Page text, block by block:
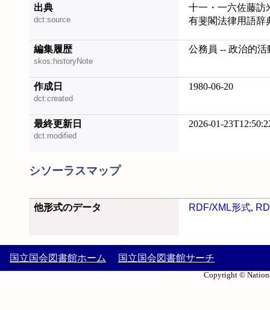
出典
dct:source
十一・一六佐藤訪
有斐閣法律用語辞
編集履歴
skos:historyNote
公務員 -- 政治的
作成日
dct:created
1980-06-20
最終更新日
dct:modified
2026-01-
シソーラスマップ
他形式のデータ RDF/XML形式,
国立国会図書館ホーム 国立国会図書館サーチ
Copyright ©